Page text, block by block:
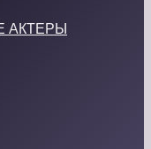
АКТЕРЫ